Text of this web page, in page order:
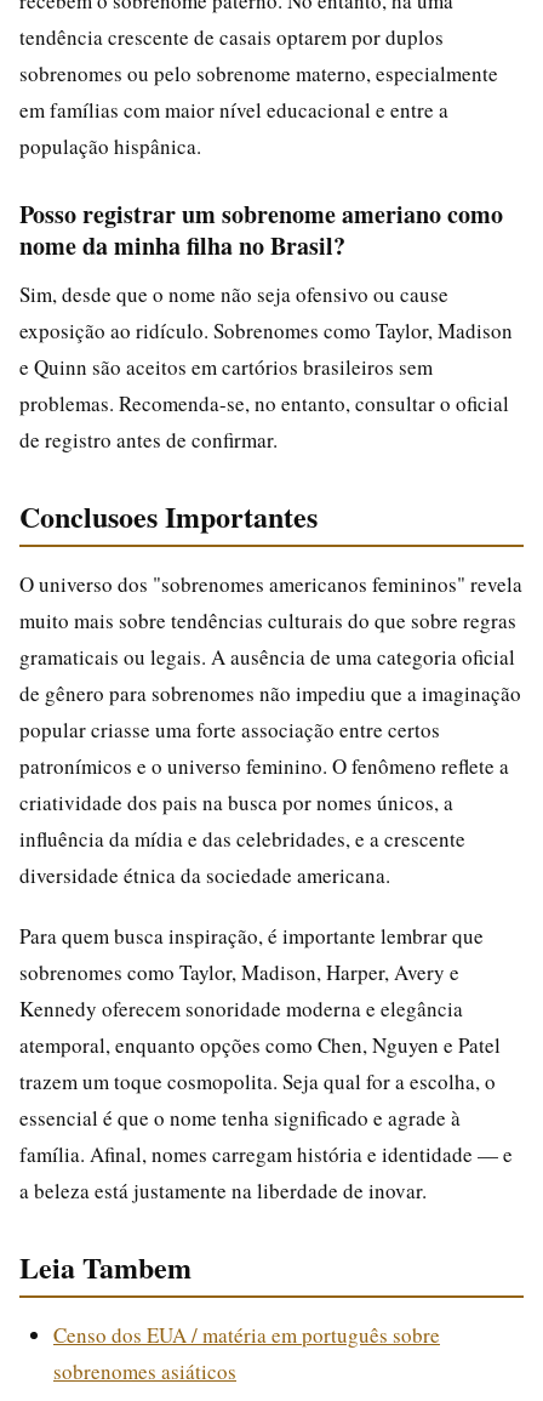
tendência crescente de casais optarem por duplos
sobrenomes ou pelo sobrenome materno, especialmente
em famílias com maior nível educacional e entre a
população hispânica.
Posso registrar um sobrenome ameriano como
nome da minha filha no Brasil?
Sim, desde que o nome não seja ofensivo ou cause
exposição ao ridículo. Sobrenomes como Taylor, Madison
e Quinn são aceitos em cartórios brasileiros sem
problemas. Recomenda-se, no entanto, consultar o oficial
de registro antes de confirmar.
Conclusoes Importantes
O universo dos "sobrenomes americanos femininos" revela
muito mais sobre tendências culturais do que sobre regras
gramaticais ou legais. A ausência de uma categoria oficial
de gênero para sobrenomes não impediu que a imaginação
popular criasse uma forte associação entre certos
patronímicos e o universo feminino. O fenômeno reflete a
criatividade dos pais na busca por nomes únicos, a
influência da mídia e das celebridades, e a crescente
diversidade étnica da sociedade americana.
Para quem busca inspiração, é importante lembrar que
sobrenomes como Taylor, Madison, Harper, Avery e
Kennedy oferecem sonoridade moderna e elegância
atemporal, enquanto opções como Chen, Nguyen e Patel
trazem um toque cosmopolita. Seja qual for a escolha, o
essencial é que o nome tenha significado e agrade à
família. Afinal, nomes carregam história e identidade — e
a beleza está justamente na liberdade de inovar.
Leia Tambem
Censo dos EUA / matéria em português sobre
sobrenomes asiáticos